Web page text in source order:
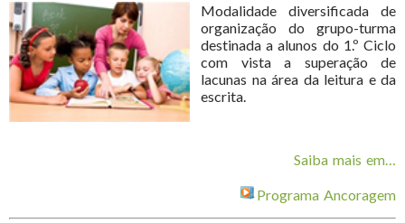
Modalidade diversificada de
organização do grupo-turma
destinada a alunos do 1.º Ciclo
com vista a superação de
lacunas na área da leitura e da
escrita.
Saiba mais em…
Programa Ancoragem